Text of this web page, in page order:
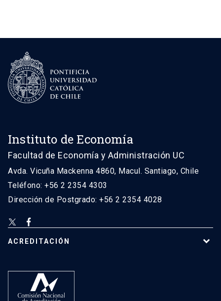
Instituto de Economía
Facultad de Economía y Administración UC
Avda. Vicuña Mackenna 4860, Macul. Santiago, Chile
Teléfono: +56 2 2354 4303
Dirección de Postgrado: +56 2 2354 4028
ACREDITACIÓN